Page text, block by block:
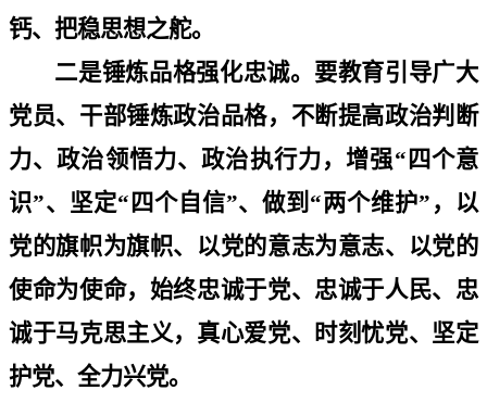
钙、把稳思想之舵。
二是锤炼品格强化忠诚。要教育引导广大
党员、干部锤炼政治品格，不断提高政治判断
力、政治领悟力、政治执行力，增强“ 四个意
识”、坚定“ 四个自信”、做到 “两个维护” ，以
党的旗帜为旗帜、以党的意志为意志、以党的
使命为使命，始终忠诚于党、忠诚于人民、忠
诚于马克思主义，真心爱党、时刻忧党、坚定
护党、全力兴党。